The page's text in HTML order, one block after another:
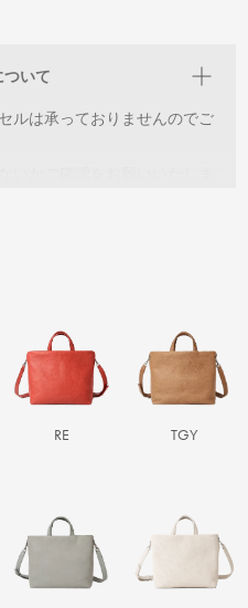
ご返金の対応をさせていただ
ついて
ルは承っておりませんのでご
RE TGY